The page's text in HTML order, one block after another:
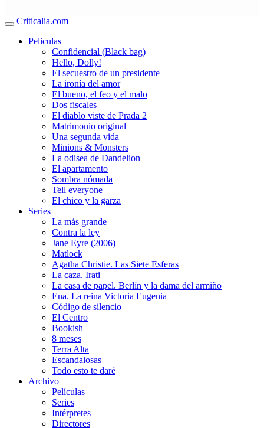
Criticalia.com
Peliculas
Confidencial (Black bag)
Hello, Dolly!
El secuestro de un presidente
La ironía del amor
El bueno, el feo y el malo
Dos fiscales
El diablo viste de Prada 2
Matrimonio original
Una segunda vida
Minions & Monsters
La odisea de Dandelion
El apartamento
Sombra nómada
Tell everyone
El chico y la garza
Series
La más grande
Contra la ley
Jane Eyre (2006)
Matlock
Agatha Christie. Las Siete Esferas
La caza. Irati
La casa de papel. Berlín y la dama del armiño
Ena. La reina Victoria Eugenia
Código de silencio
El Centro
Bookish
8 meses
Terra Alta
Escandalosas
Todo esto te daré
Archivo
Películas
Series
Intérpretes
Directores